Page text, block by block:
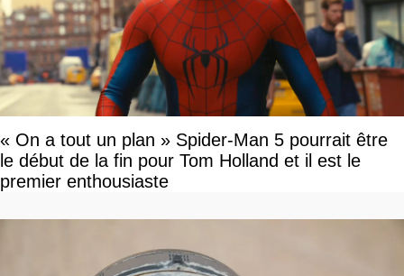
« On a tout un plan » Spider-Man 5 pourrait être
le début de la fin pour Tom Holland et il est le
premier enthousiaste